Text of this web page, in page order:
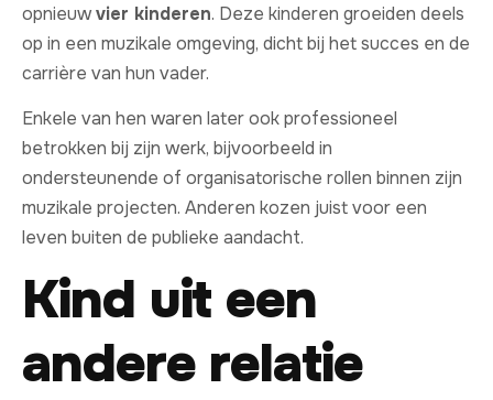
opnieuwvier kinderen. Deze kinderen groeiden deels
op in een muzikale omgeving, dicht bij het succes en de
carrière van hun vader.
Enkele van hen waren later ook professioneel
betrokken bij zijn werk, bijvoorbeeld in
ondersteunende of organisatorische rollen binnen zijn
muzikale projecten. Anderen kozen juist voor een
leven buiten de publieke aandacht.
Kind uit een
andere relatie